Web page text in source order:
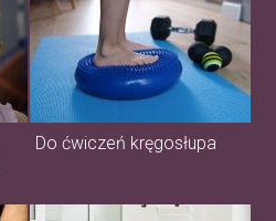
Do ćwiczeń kręgosłupa